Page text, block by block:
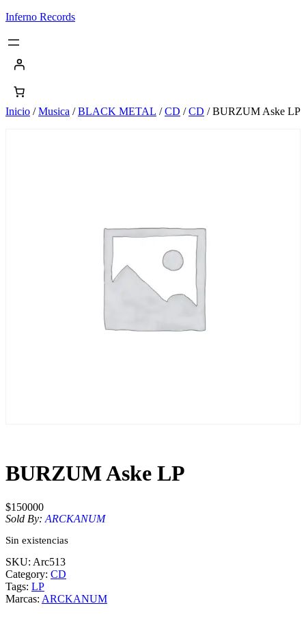
Saltar
contenido
Inferno Records
Inicio /Musica /BLACK METAL /CD /CD / BURZUM Aske LP
BURZUM Aske LP
$150000
Sold By: ARCKANUM
Sin existencias
SKU: Arc513
Category: CD
Tags: LP
Marcas: ARCKANUM